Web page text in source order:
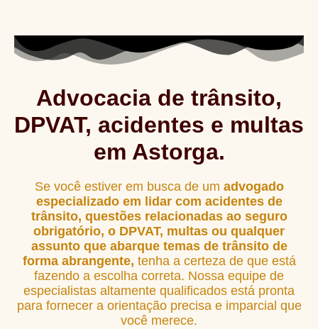
Advocacia de trânsito,
DPVAT, acidentes e multas
em Astorga.
Se você estiver em busca de um advogado
especializado em lidar com acidentes de
trânsito, questões relacionadas ao seguro
obrigatório, o DPVAT, multas ou qualquer
assunto que abarque temas de trânsito de
forma abrangente, tenha a certeza de que está
fazendo a escolha correta. Nossa equipe de
especialistas altamente qualificados está pronta
para fornecer a orientação precisa e imparcial que
você merece.